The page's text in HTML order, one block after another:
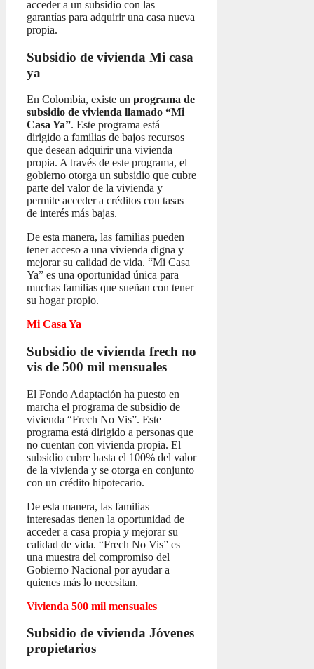
acceder a un subsidio con las
garantías para adquirir una casa nueva
propia.
Subsidio de vivienda Mi casa
ya
En Colombia, existe un programa de
subsidio de vivienda llamado “Mi
Casa Ya”. Este programa está
dirigido a familias de bajos recursos
que desean adquirir una vivienda
propia. A través de este programa, el
gobierno otorga un subsidio que cubre
parte del valor de la vivienda y
permite acceder a créditos con tasas
de interés más bajas.
De esta manera, las familias pueden
tener acceso a una vivienda digna y
mejorar su calidad de vida. “Mi Casa
Ya” es una oportunidad única para
muchas familias que sueñan con tener
su hogar propio.
Mi Casa Ya
Subsidio de vivienda frech no
vis de 500 mil mensuales
El Fondo Adaptación ha puesto en
marcha el programa de subsidio de
vivienda “Frech No Vis”. Este
programa está dirigido a personas que
no cuentan con vivienda propia. El
subsidio cubre hasta el 100% del valor
de la vivienda y se otorga en conjunto
con un crédito hipotecario.
De esta manera, las familias
interesadas tienen la oportunidad de
acceder a casa propia y mejorar su
calidad de vida. “Frech No Vis” es
una muestra del compromiso del
Gobierno Nacional por ayudar a
quienes más lo necesitan.
Vivienda 500 mil mensuales
Subsidio de vivienda Jóvenes
propietarios